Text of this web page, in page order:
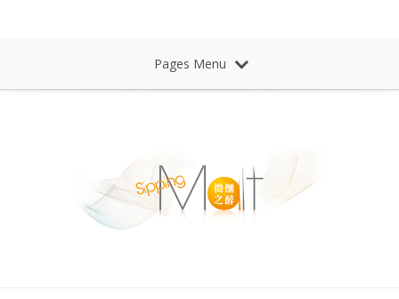
Pages Menu